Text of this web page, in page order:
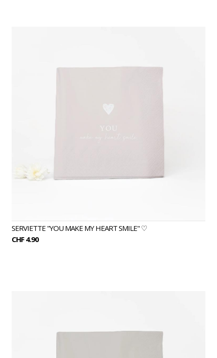
SERVIETTE "YOU MAKE MY HEART SMILE" ♡
CHF 4.90